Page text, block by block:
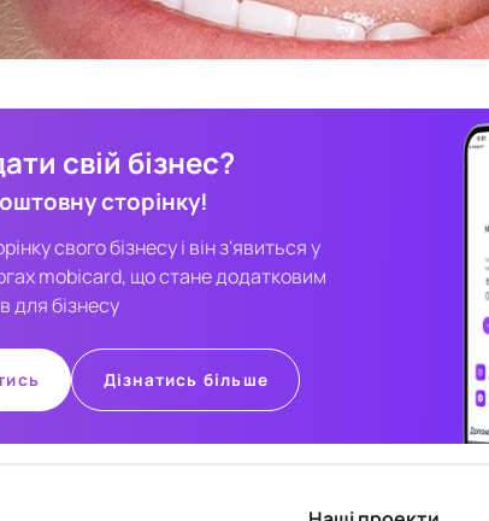
свій бізнес?
сторінку!
свого бізнесу і він з'явиться у
mobicard, що стане додатковим
для бізнесу
Дізнатись більше